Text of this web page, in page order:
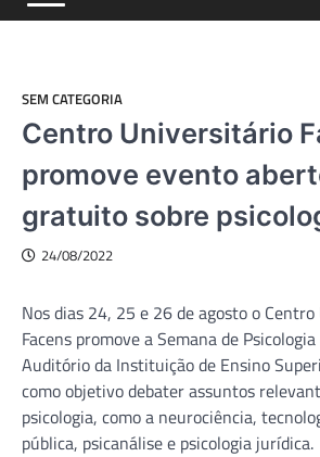
SEM CATEGORIA
Centro Universitário
promove evento
gratuito sobre
24/08/2022
Nos dias 24, 25 e 26 de agosto o
Facens promove a Semana de
Auditório da Instituição de Ensino
como objetivo debater assuntos
psicologia, como a neurociência,
pública, psicanálise e psicologia jurídica.